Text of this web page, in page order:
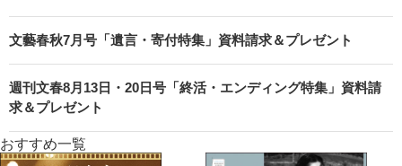
文藝春秋7月号「遺言・寄付特集」資料請求＆プレゼント
週刊文春8月13日・20日号「終活・エンディング特集」資料請
求＆プレゼント
おすすめ一覧